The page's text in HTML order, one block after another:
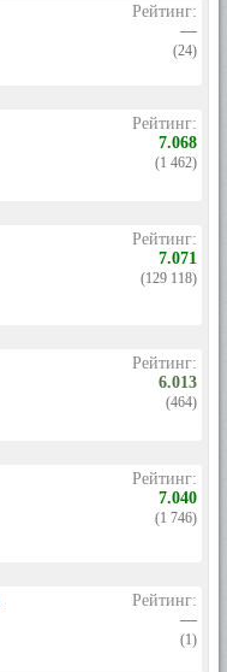
Рейтинг:
—
(24)
Рейтинг:
7.068
(1 462)
Рейтинг:
7.071
(129 118)
Рейтинг:
6.013
(464)
Рейтинг:
7.040
(1 746)
Рейтинг:
—
(1)